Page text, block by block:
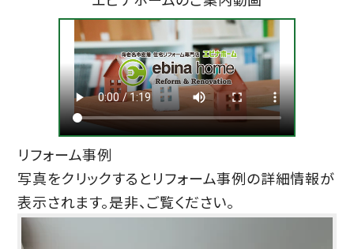
リフォーム事例
写真をクリックするとリフォーム事例の詳細情報が
表示されます。是非、ご覧ください。